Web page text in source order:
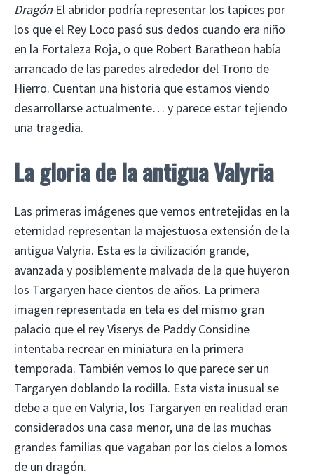
Dragón El abridor podría representar los tapices por
los que el Rey Loco pasó sus dedos cuando era niño
en la Fortaleza Roja, o que Robert Baratheon había
arrancado de las paredes alrededor del Trono de
Hierro. Cuentan una historia que estamos viendo
desarrollarse actualmente… y parece estar tejiendo
una tragedia.
La gloria de la antigua Valyria
Las primeras imágenes que vemos entretejidas en la
eternidad representan la majestuosa extensión de la
antigua Valyria. Esta es la civilización grande,
avanzada y posiblemente malvada de la que huyeron
los Targaryen hace cientos de años. La primera
imagen representada en tela es del mismo gran
palacio que el rey Viserys de Paddy Considine
intentaba recrear en miniatura en la primera
temporada. También vemos lo que parece ser un
Targaryen doblando la rodilla. Esta vista inusual se
debe a que en Valyria, los Targaryen en realidad eran
considerados una casa menor, una de las muchas
grandes familias que vagaban por los cielos a lomos
de un dragón.